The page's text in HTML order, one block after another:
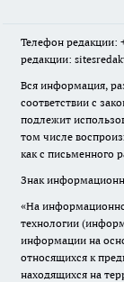
Телефон редакции:
редакции:
Вся информация,
соответствии с
подлежит
том числе
как с письменного
Знак
«На
технологии
информации на
относящихся к
находящихся на